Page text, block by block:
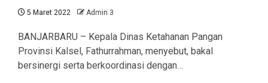
5 Maret 2022 Admin 3
BANJARBARU – Kepala Dinas Ketahanan Pangan
Provinsi Kalsel, Fathurrahman, menyebut, bakal
bersinergi serta berkoordinasi dengan…